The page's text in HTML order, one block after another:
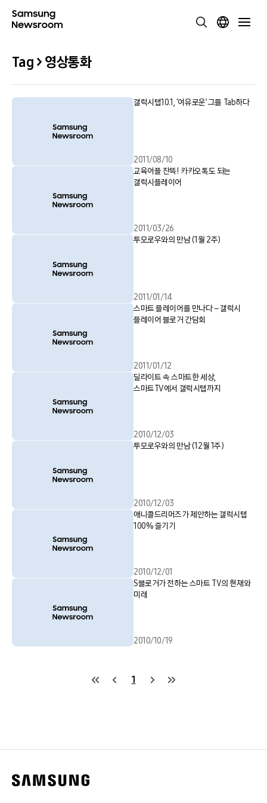
Tag > 영상통화
갤럭시탭10.1, ‘여유로운’ 그를 Tab하다
2011/08/10
교육어플 잔뜩! 카카오톡도 되는
갤럭시플레이어
2011/03/26
투모로우와의 만남 (1월 2주)
2011/01/14
스마트 플레이어를 만나다 – 갤럭시
플레이어 블로거 간담회
2011/01/12
딜라이트 속 스마트한 세상,
스마트TV에서 갤럭시탭까지
2010/12/03
투모로우와의 만남 (12월 1주)
2010/12/03
애니콜드리머즈가 제안하는 갤럭시탭
100% 즐기기
2010/12/01
S블로거가 전하는 스마트 TV의 현재와
미래
2010/10/19
1